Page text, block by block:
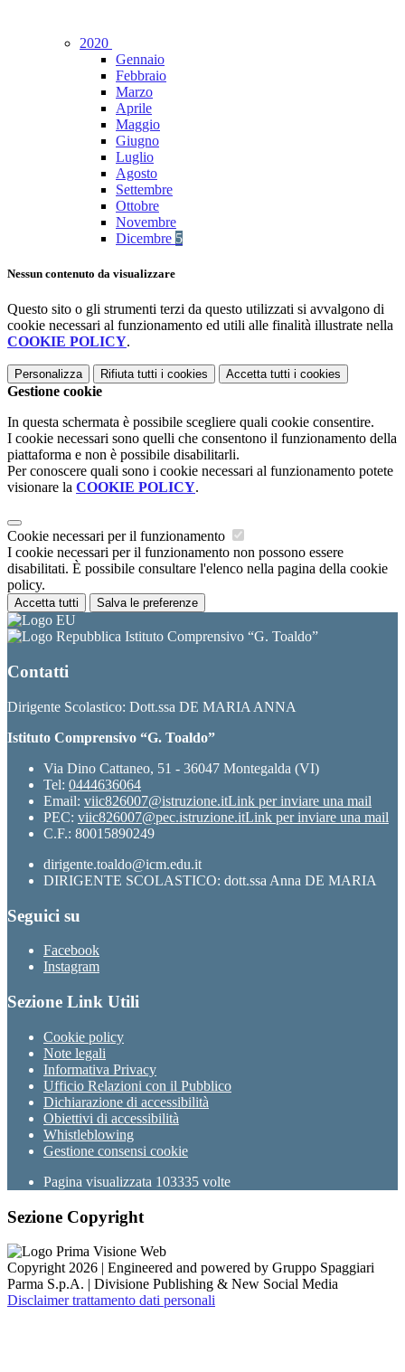
2020
Gennaio
Febbraio
Marzo
Aprile
Maggio
Giugno
Luglio
Agosto
Settembre
Ottobre
Novembre
Dicembre 5
Nessun contenuto da visualizzare
Questo sito o gli strumenti terzi da questo utilizzati si avvalgono di
cookie necessari al funzionamento ed utili alle finalità illustrate nella
COOKIE POLICY.
Personalizza Rifiuta tutti i cookies Accetta tutti i cookies
Gestione cookie
In questa schermata è possibile scegliere quali cookie consentire.
I cookie necessari sono quelli che consentono il funzionamento della
piattaforma e non è possibile disabilitarli.
Per conoscere quali sono i cookie necessari al funzionamento potete
visionare la COOKIE POLICY.
Cookie necessari per il funzionamento
I cookie necessari per il funzionamento non possono essere
disabilitati. È possibile consultare l'elenco nella pagina della cookie
policy.
Accetta tutti Salva le preferenze
Istituto Comprensivo “G. Toaldo”
Contatti
Dirigente Scolastico: Dott.ssa DE MARIA ANNA
Istituto Comprensivo “G. Toaldo”
Via Dino Cattaneo, 51 - 36047 Montegalda (VI)
Tel: 0444636064
Email: viic826007@istruzione.itLink per inviare una mail
PEC: viic826007@pec.istruzione.itLink per inviare una mail
C.F.: 80015890249
dirigente.toaldo@icm.edu.it
DIRIGENTE SCOLASTICO: dott.ssa Anna DE MARIA
Seguici su
Facebook
Instagram
Sezione Link Utili
Cookie policy
Note legali
Informativa Privacy
Ufficio Relazioni con il Pubblico
Dichiarazione di accessibilità
Obiettivi di accessibilità
Whistleblowing
Gestione consensi cookie
Pagina visualizzata 103335 volte
Sezione Copyright
Copyright 2026 | Engineered and powered by Gruppo Spaggiari
Parma S.p.A. | Divisione Publishing & New Social Media
Disclaimer trattamento dati personali